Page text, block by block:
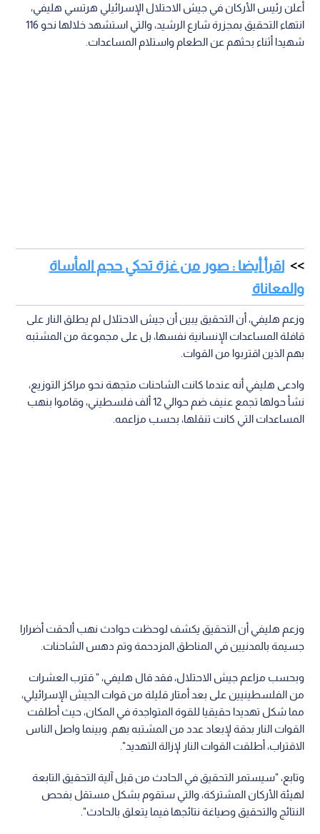
أعلن رئيس الأركان في جيش الاحتلال الإسرائيلي هرتسي هليفي،
انتهاء التحقيق بمجزرة شارع الرشيد، والتي استشهد خلالها نحو 116
شهيدا أثناء بحثهم عن الطعام واستلام المساعدات.
اقرأ أيضا : صور من غزة تحكي حجم المأساة
والمعاناة
وزعم هليفي، أن التحقيق يبين أن جيش الاحتلال لم يطلق النار على
قافلة المساعدات الإنسانية نفسها، بل على مجموعة من المشتبه
بهم الذين اقتربوا من القوات.
وادعى هليفي أنه عندما كانت الشاحنات متجهة نحو مراكز التوزيع،
نشأ حولها تجمع عنيف ضم حوالي 12 ألف فلسطيني، وقاموا بنهب
المساعدات التي كانت تنقلها، بحسب مزاعمه.
وزعم هليفي أن التحقيق يكشف لوحظت حوادث نهب ألحقت أضرارا
جسيمة بالمدنيين في المناطق المزدحمة وتم دهس الشاحنات.
وبحسب مزاعم جيش الاحتلال، فقد قال هليفي، " قترب العشرات
من الفلسطينيين على بعد أمتار قليلة من قوات الجيش الإسرائيلي،
مما شكل تهديدا حقيقيا للقوة المتواجدة في المكان، حيث أطلقت
القوات النار بدقة لإبعاد عدد من المشتبه بهم. وبينما واصل الناس
الاقتراب، أطلقت القوات النار لإزالة التهديد".
وتابع، "سيستمر التحقيق في الحادث من قبل آلية التحقيق التابعة
لهيئة الأركان المشتركة، والتي ستقوم بشكل مستقل بفحص
النتائج والتحقيق وصياغة نتائجها فيما يتعلق بالحادث".